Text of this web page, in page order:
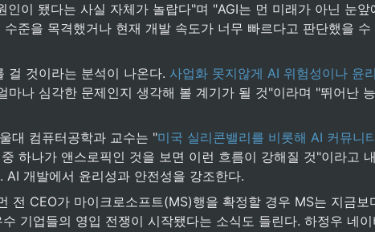
인이 됐다는 사실 자체가 놀랍다"며 "AGI는 먼 미래가 아닌 눈
준을 목격했거나 현재 개발 속도가 너무 빠르다고 판단했을
걸 것이라는 분석이 나온다. 사업화 못지않게 AI 위험성이나 윤
나 심각한 문제인지 생각해 볼 계기가 될 것"이라며 "뛰어난
대 컴퓨터공학과 교수는 "미국 실리콘밸리를 비롯해 AI 커뮤니
하나가 앤스로픽인 것을 보면 이런 흐름이 강해질 것"이라고
개발에서 윤리성과 안전성을 강조한다.
CEO가 마이크로소프트(MS)행을 확정할 경우 MS는 지금
기업들의 영입 전쟁이 시작됐다는 소식도 들린다. 하정우 네이